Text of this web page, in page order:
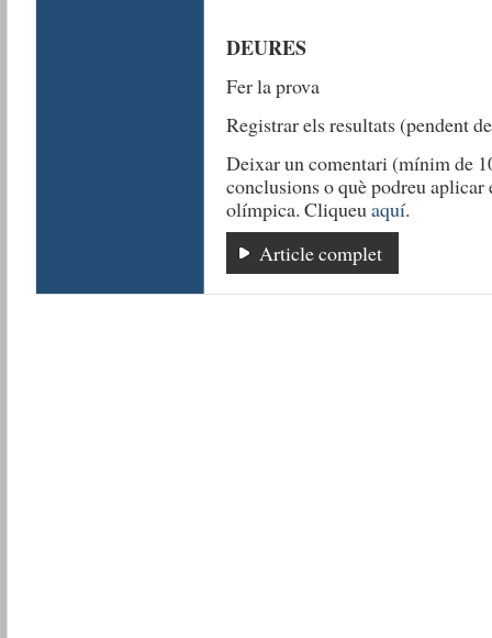
DEURES
Fer la prova
Registrar els resultats (pendent
Deixar un comentari (mínim de
conclusions o què podreu
olímpica. Cliqueuaquí.
Article complet